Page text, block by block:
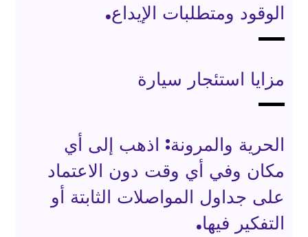
الوقود ومتطلبات الإيداع.
مزايا استئجار سيارة
الحرية والمرونة: اذهب إلى أي
مكان وفي أي وقت دون الاعتماد
على جداول المواصلات الثابتة أو
التفكير فيها.